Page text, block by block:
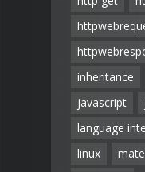
inheritance
javascript
language
linux